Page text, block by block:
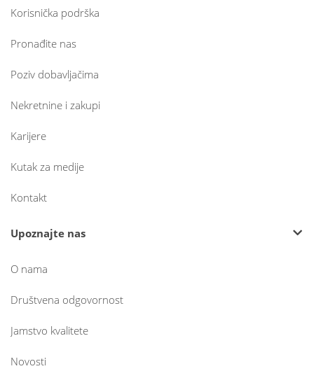
Korisnička podrška
Pronađite nas
Poziv dobavljačima
Nekretnine i zakupi
Karijere
Kutak za medije
Kontakt
Upoznajte nas
O nama
Društvena odgovornost
Jamstvo kvalitete
Novosti